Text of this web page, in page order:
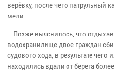
верёвку, после чего патрульный
мели.
Позже выяснилось, что
водохранилище двое граждан
судового хода, в результате чего
находились вдали от берега